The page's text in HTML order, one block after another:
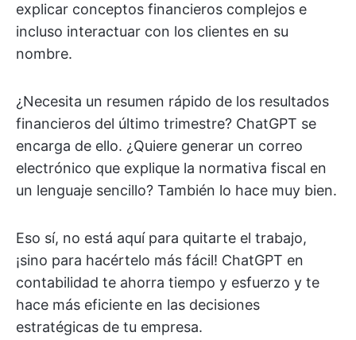
explicar conceptos financieros complejos e
incluso interactuar con los clientes en su
nombre.
¿Necesita un resumen rápido de los resultados
financieros del último trimestre? ChatGPT se
encarga de ello. ¿Quiere generar un correo
electrónico que explique la normativa fiscal en
un lenguaje sencillo? También lo hace muy bien.
Eso sí, no está aquí para quitarte el trabajo,
¡sino para hacértelo más fácil! ChatGPT en
contabilidad te ahorra tiempo y esfuerzo y te
hace más eficiente en las decisiones
estratégicas de tu empresa.